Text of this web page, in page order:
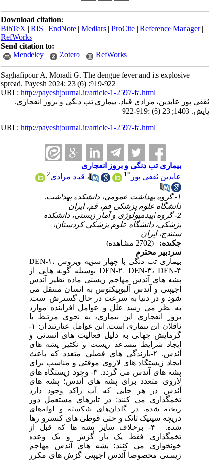
Download citation:
BibTeX|RIS|EndNote|Medlars|ProCite|Reference Manager
RefWorks
Send citation to:
Mendeley
Zotero RefWorks
Saghafipour A, Moradi G. The dengue fever and its explosive
spread. Payesh 2024; 23 (6) :919-922
URL:http://payeshjournal.ir/article-1-2597-fa.html
ثقفی پور عابدین، مرادی قباد. بیماری تب دنگی و بروز انفجاری.
پایش. 1403; 23 (6) :919-922
URL:http://payeshjournal.ir/article-1-2597-fa.html
بیماری تب دنگی و بروز انفجاری
عابدین ثقفی پور
1 ،قباد مرادی2
1- گروه بهداشت عمومی، دانشکده بهداشت،
دانشگاه علوم پزشکی قم، قم، ایران
2- گروه اپیدمیولوژی و آمار زیستی، دانشکده
پزشکی، دانشگاه علوم پزشکی کردستان،
سنندج، ایران
چکیده:
سردبیر محترم
بیماری تب دنگی با چهار سویه ویروس DEN-۱،
DEN-۲، DEN-۳، DEN-۴ بوسیله گونه هایی از
پشه های آئدس مهاجم زیستی ماده نظیر آئدس
اجیپتی و آئدس آلبوپیکتوس به انسان منتقل می
شود و در دنیا به سرعت در حال گسترش است.
به نظر می رسد علل و عوامل افزاینده موارد
بروز انفجاری این بیماری، به نحوی مرتبط با
گرمایش جهانی به دلیل فعالیت های انسانی و
ایجاد شرایط مساعد زیست و تکثیر پشه های
آئدس. ۲-بارندگی های فصلی متعدد که باعث
ایجاد زیستگاه های لاروی موقتی و مناسب برای
پشه های آئدس می گردد. ۳- وجود زیستگاه های
لاروی متعدد برای پشه های آئدس؛ پشه های
آئدس در هر جایی که آب راکد وجود دارد
تخمگذاری می کنند: در تایر‌های مستعمل دور
ریخته شده، در گلدان‌های شکسته و لوله‌های
دریچه سپتیک تانک و حتی قوطی های کنسرو رها
شده. ۴- برخلاف سایر پشه ها که قبل از
تخمگذاری فقط یک بار گزش و یک وعده
خونخواری می کنند؛ پشه های آئدس مهاجم
زیستی مخصوصا آئدس اجیپتی گزش های مکرر